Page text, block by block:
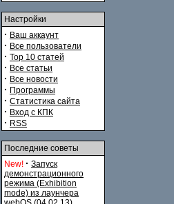
Настройки
· Ваш аккаунт
· Все пользователи
· Top 10 статей
· Все статьи
· Все новости
· Программы
· Статистика сайта
· Вход с КПК
· RSS
Последние советы
New! · Запуск
демонстрационного
режима (Exhibition
mode) из лаунчера